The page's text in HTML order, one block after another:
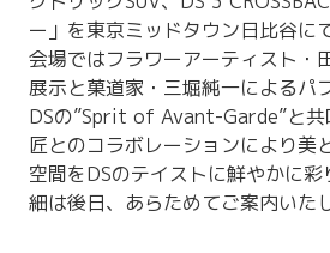
ー」を東京ミッドタウン日比谷に
会場ではフラワーアーティスト・
展示と菓道家・三堀純一によるパ
DSの”Sprit of Avant-Garde”と共
匠とのコラボレーションにより美
空間をDSのテイストに鮮やかに
細は後日、あらためてご案内いた